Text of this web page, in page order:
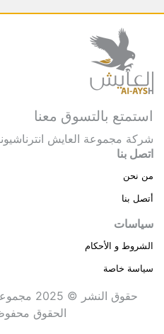
استمتع بالتسوق معنا
شركة مجموعة العايش
اتصل بنا
من نحن
أتصل بنا
سياسات
الشروط و الأحكام
سياسة خاصة
حقوق
الحقوق